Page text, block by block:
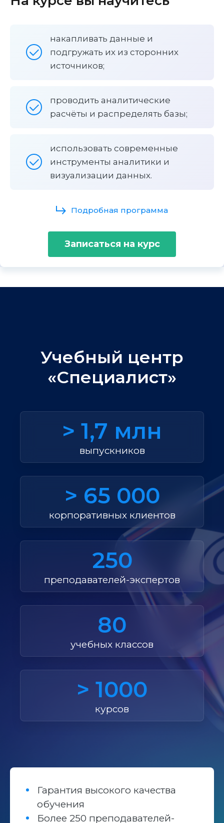
накапливать данные и
подгружать их из сторонних
источников;
проводить аналитические
расчёты и распределять базы;
использовать современные
инструменты аналитики и
визуализации данных.
Подробная программа
Записаться на курс
Учебный центр
«Специалист»
> 1,7 млн
выпускников
> 65 000
корпоративных клиентов
250
преподавателей-экспертов
80
учебных классов
> 1000
курсов
Гарантия высокого качества
обучения
Более 250 преподавателей-